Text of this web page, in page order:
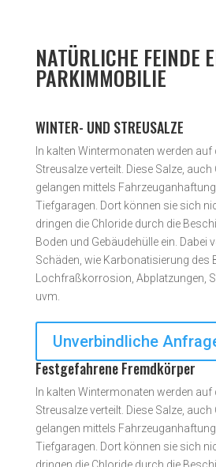
NATÜRLICHE FEINDE
PARKIMMOBILIE
WINTER- UND STREUSALZE
In kalten Wintermonaten werden auf
Streusalze verteilt. Diese Salze, auch
gelangen mittels
Tiefgaragen. Dort können sie sich
dringen die Chloride durch die
Boden und Gebäudehülle ein. Dabei
Schäden, wie Karbonatisierung des
Lochfraßkorrosion, Abplatzungen,
uvm.
Unverbindliche
Festgefahrene Fremdkörper
In kalten Wintermonaten werden auf
Streusalze verteilt. Diese Salze, auch
gelangen mittels
Tiefgaragen. Dort können sie sich